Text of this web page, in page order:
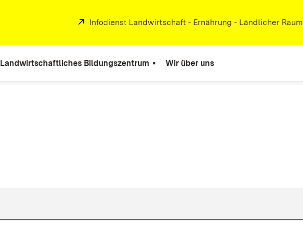
Extern:
Infodienst Landwirtschaft - Ernährung - Ländlicher Raum
Landwirtschaftliches Bildungszentrum Wir über uns